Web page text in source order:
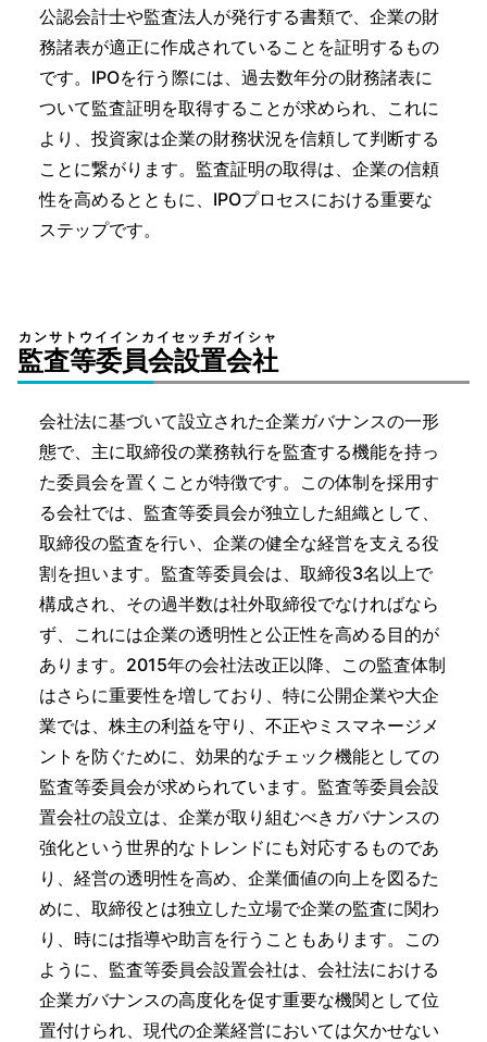
公認会計士や監査法人が発行する書類で、企業の財
務諸表が適正に作成されていることを証明するもの
です。IPOを行う際には、過去数年分の財務諸表に
ついて監査証明を取得することが求められ、これに
より、投資家は企業の財務状況を信頼して判断する
ことに繋がります。監査証明の取得は、企業の信頼
性を高めるとともに、IPOプロセスにおける重要な
ステップです。
監査等委員会設置会社
カンサトウイインカイセッチガイシャ
会社法に基づいて設立された企業ガバナンスの一形
態で、主に取締役の業務執行を監査する機能を持っ
た委員会を置くことが特徴です。この体制を採用す
る会社では、監査等委員会が独立した組織として、
取締役の監査を行い、企業の健全な経営を支える役
割を担います。監査等委員会は、取締役3名以上で
構成され、その過半数は社外取締役でなければなら
ず、これには企業の透明性と公正性を高める目的が
あります。2015年の会社法改正以降、この監査体制
はさらに重要性を増しており、特に公開企業や大企
業では、株主の利益を守り、不正やミスマネージメ
ントを防ぐために、効果的なチェック機能としての
監査等委員会が求められています。監査等委員会設
置会社の設立は、企業が取り組むべきガバナンスの
強化という世界的なトレンドにも対応するものであ
り、経営の透明性を高め、企業価値の向上を図るた
めに、取締役とは独立した立場で企業の監査に関わ
り、時には指導や助言を行うこともあります。この
ように、監査等委員会設置会社は、会社法における
企業ガバナンスの高度化を促す重要な機関として位
置付けられ、現代の企業経営においては欠かせない